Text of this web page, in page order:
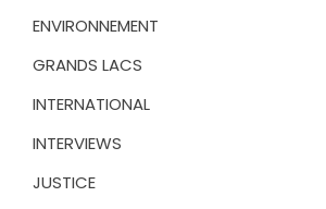
ENVIRONNEMENT
GRANDS LACS
INTERNATIONAL
INTERVIEWS
JUSTICE